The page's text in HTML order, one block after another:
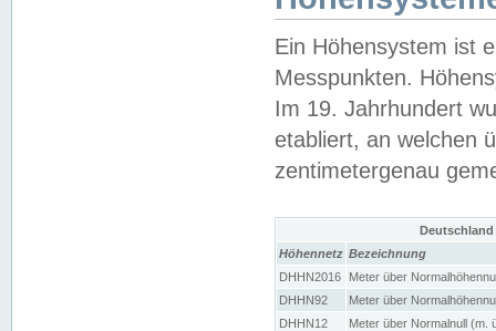
Ein Höhensystem ist
Messpunkten.
Im 19. Jahrhundert
etabliert, an welchen
zentimetergenau
Höhennetz Bezeichnung
DHHN2016
Meter über
DHHN92
Meter über
DHHN12
Meter über Normalnull (m.